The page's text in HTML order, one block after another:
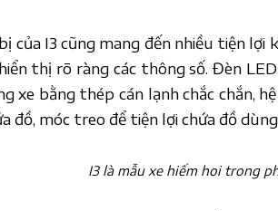
của I3 cũng mang đến nhiều tiện
thị rõ ràng các thông số. Đèn
xe bằng thép cán lạnh chắc chắn,
đồ, móc treo để tiện lợi chứa đồ
I3 là mẫu xe hiếm hoi trong